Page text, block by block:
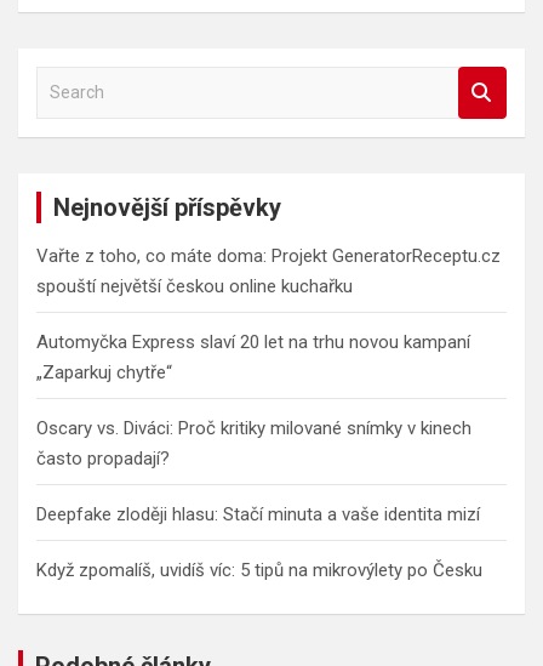
a
Nejnovější příspěvky
Vařte z toho, co máte doma: Projekt GeneratorReceptu.cz
spouští největší českou online kuchařku
Automyčka Express slaví 20 let na trhu novou kampaní
„Zaparkuj chytře“
Oscary vs. Diváci: Proč kritiky milované snímky v kinech
často propadají?
Deepfake zloději hlasu: Stačí minuta a vaše identita mizí
Když zpomalíš, uvidíš víc: 5 tipů na mikrovýlety po Česku